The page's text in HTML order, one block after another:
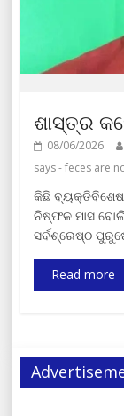
ଶାସ୍ତ୍ର
08/06/2026
says - feces are
କିଛି ବ୍ୟକ୍ତିବିଶେଷ
ନିଷ୍ଫଳ ମାସ
ସର୍ବଶ୍ରେଷ୍ଠ
Read more